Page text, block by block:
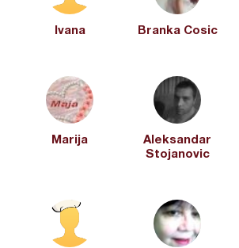
Ivana Branka Cosic
Marija
Aleksandar
Stojanovic